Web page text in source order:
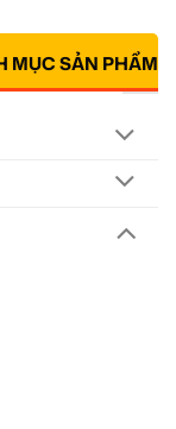
MỤC SẢN PHẨM